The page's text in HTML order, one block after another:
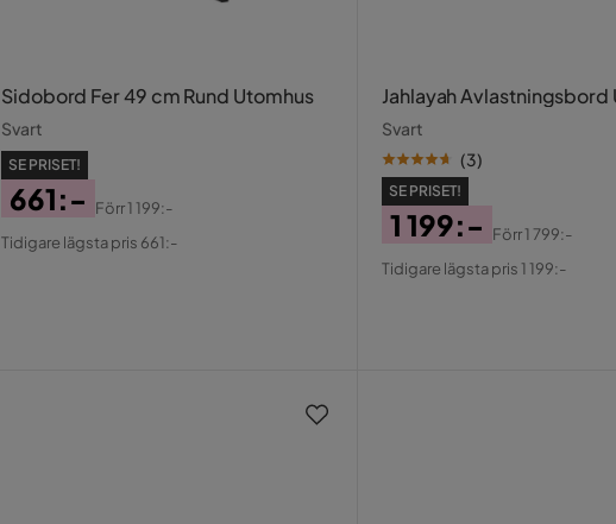
Sidobord Fer 49 cm Rund Utomhus
Svart
SE PRISET!
Pris
661:-
Original
Förr1 199:-
Tidigare lägsta pris 661:-
Jahlayah Avlastningsbord
Svart
(3)
SE PRISET!
Pris
1 199:-
Original
Förr1 799:-
Tidigare lägsta pris 1 199:-